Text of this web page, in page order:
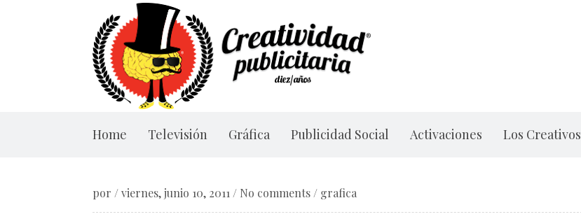
Home Televisión Gráfica Publicidad Social Activaciones Los Creativos
por /viernes, junio 10, 2011 / No comments / grafica